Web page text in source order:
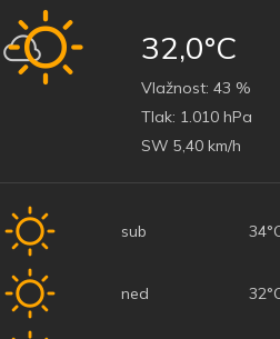
32,0°C
Vlažnost: 43 %
Tlak: 1.010 hPa
SW 5,40 km/h
sub
ned